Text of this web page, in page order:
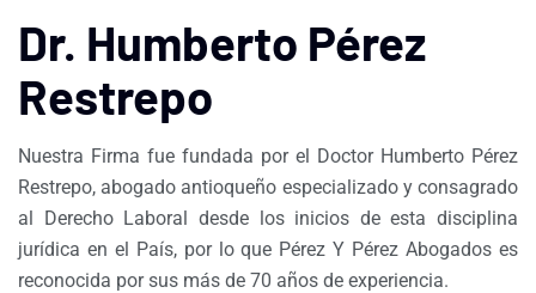
Dr. Humberto Pérez
Restrepo
Nuestra Firma fue fundada por el Doctor Humberto Pérez
Restrepo, abogado antioqueño especializado y consagrado
al Derecho Laboral desde los inicios de esta disciplina
jurídica en el País, por lo que Pérez Y Pérez Abogados es
reconocida por sus más de 70 años de experiencia.